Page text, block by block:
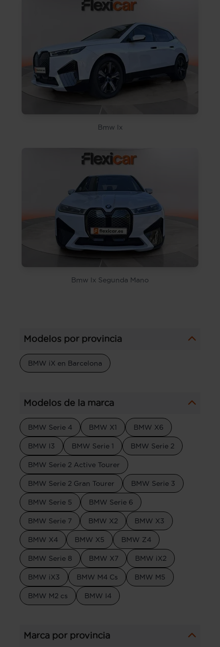
Bmw Ix
Bmw Ix Segunda Mano
Modelos por provincia
BMW iX en Barcelona
Modelos de la marca
BMW Serie 4 BMW X1 BMW X6
BMW I3 BMW Serie 1 BMW Serie 2
BMW Serie 2 Active Tourer
BMW Serie 2 Gran Tourer BMW Serie 3
BMW Serie 5 BMW Serie 6
BMW Serie 7 BMW X2 BMW X3
BMW X4 BMW X5 BMW Z4
BMW Serie 8 BMW X7 BMW iX2
BMW iX3 BMW M4 Cs BMW M5
BMW M2 cs BMW I4
Marca por provincia